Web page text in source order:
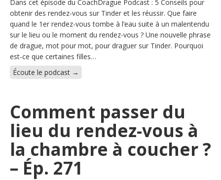
Dans cet épisode du CoachDrague Podcast : 5 Conseils pour
obtenir des rendez-vous sur Tinder et les réussir. Que faire
quand le 1er rendez-vous tombe à l’eau suite à un malentendu
sur le lieu ou le moment du rendez-vous ? Une nouvelle phrase
de drague, mot pour mot, pour draguer sur Tinder. Pourquoi
est-ce que certaines filles…
Écoute le podcast →
Comment passer du
lieu du rendez-vous à
la chambre à coucher ?
– Ép. 271